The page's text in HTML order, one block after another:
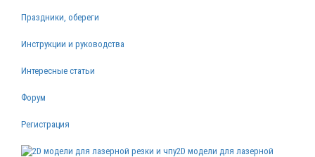
Праздники, обереги
Инструкции и руководства
Интересные статьи
Форум
Регистрация
2D модели для лазерной